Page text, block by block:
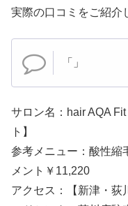
実際の口コミをご紹介
「」
サロン名：hair AQA
ト】
参考メニュー：酸性縮
メント￥11,220
アクセス：【新津・荻